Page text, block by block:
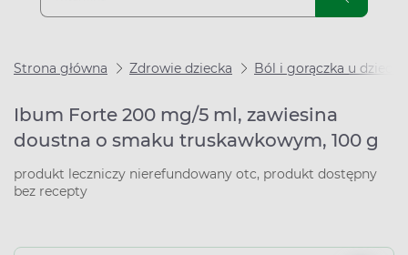
Strona główna Zdrowie dziecka Ból i gorączka u dzieci
Ibum Forte 200 mg/5 ml, zawiesina
doustna o smaku truskawkowym, 100 g
produkt leczniczy nierefundowany otc, produkt dostępny
bez recepty